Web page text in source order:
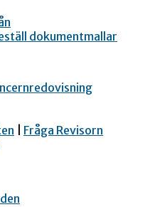
dokumentmallar
Fråga Revisorn